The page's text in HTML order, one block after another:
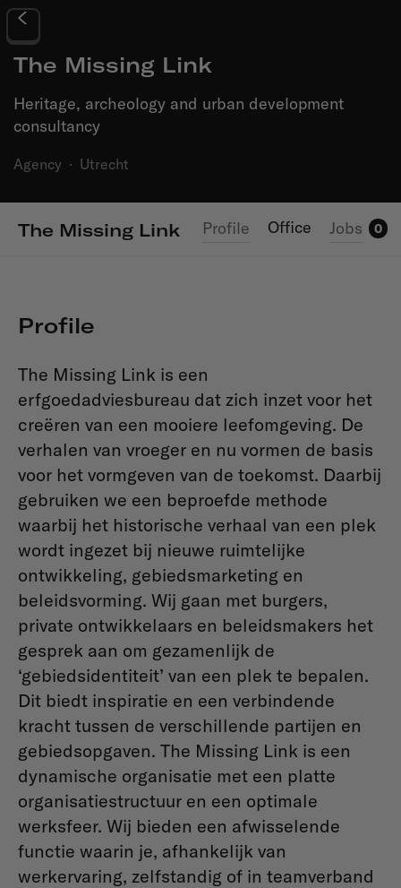
The Missing Link
Heritage, archeology and urban development
consultancy
Agency · Utrecht
The Missing Link Profile Office Jobs 0
Profile
The Missing Link is een
erfgoedadviesbureau dat zich inzet voor het
creë­ren van een mooiere leefomgeving. De
verhalen van vroeger en nu vormen de basis
voor het vormgeven van de toekomst. Daarbij
gebruiken we een beproefde methode
waarbij het historische verhaal van een plek
wordt ingezet bij nieuwe ruimtelijke
ontwikkeling, gebiedsmarketing en
beleidsvorming. Wij gaan met burgers,
private ontwikkelaars en beleidsmakers het
gesprek aan om gezamenlijk de
‘gebiedsidentiteit’ van een plek te bepalen.
Dit biedt inspiratie en een verbindende
kracht tussen de verschillende partijen en
gebiedsopgaven. The Missing Link is een
dynamische organisatie met een platte
organisatiestructuur en een optimale
werksfeer. Wij bieden een afwisselende
functie waarin je, afhankelijk van
werkervaring, zelfstandig of in teamverband